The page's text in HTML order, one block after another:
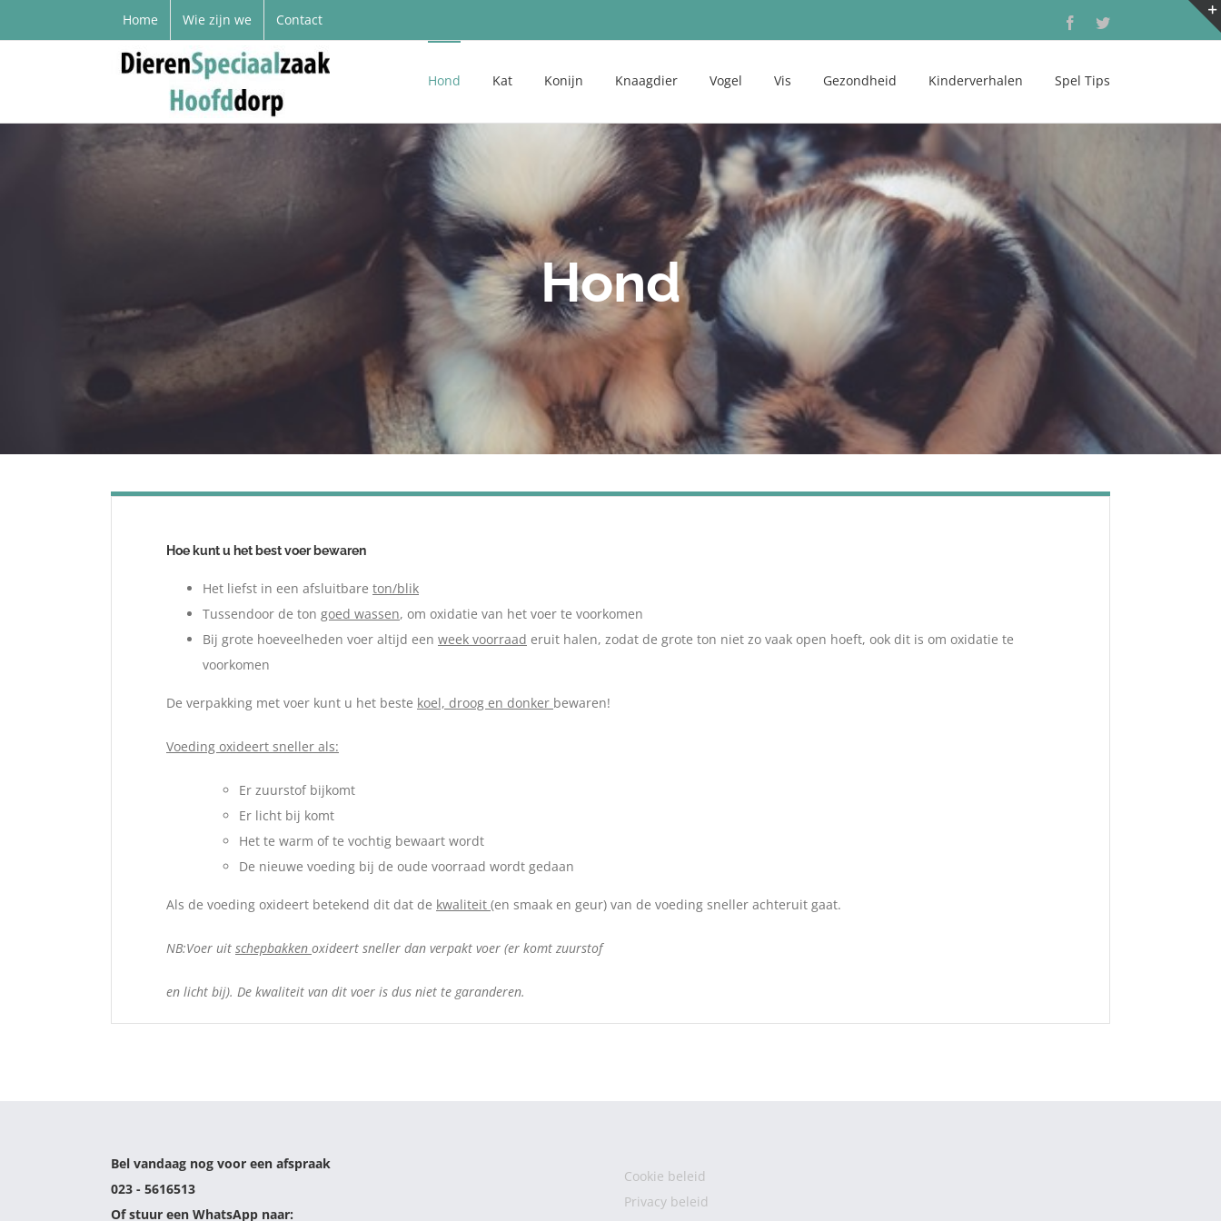
Home Wie zijn we Contact FacebookTwitter
Hond Kat Konijn Knaagdier Vogel Vis Gezondheid Kinderverhalen Spel Tips
Hond
Hoe kunt u het best voer bewaren
Het liefst in een afsluitbare ton/blik
Tussendoor de ton goed wassen, om oxidatie van het voer te voorkomen
Bij grote hoeveelheden voer altijd een week voorraad eruit halen, zodat de grote ton niet zo vaak open hoeft, ook dit is om oxidatie te
voorkomen
De verpakking met voer kunt u het beste koel, droog en donker bewaren!
Voeding oxideert sneller als:
Er zuurstof bijkomt
Er licht bij komt
Het te warm of te vochtig bewaart wordt
De nieuwe voeding bij de oude voorraad wordt gedaan
Als de voeding oxideert betekend dit dat de kwaliteit (en smaak en geur) van de voeding sneller achteruit gaat.
NB:Voer uit schepbakken oxideert sneller dan verpakt voer (er komt zuurstof
en licht bij). De kwaliteit van dit voer is dus niet te garanderen.
Bel vandaag nog voor een afspraak
023 - 5616513
Of stuur een WhatsApp naar:
Cookie beleid
Privacy beleid